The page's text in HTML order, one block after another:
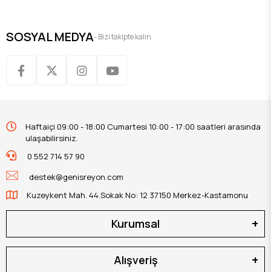
SOSYAL MEDYA- Bizi takipte kalın
Haftaiçi 09:00 - 18:00 Cumartesi 10:00 - 17:00 saatleri arasında
ulaşabilirsiniz.
0 552 714 57 90
destek@genisreyon.com
Kuzeykent Mah. 44.Sokak No: 12 37150 Merkez-Kastamonu
Kurumsal
Alışveriş